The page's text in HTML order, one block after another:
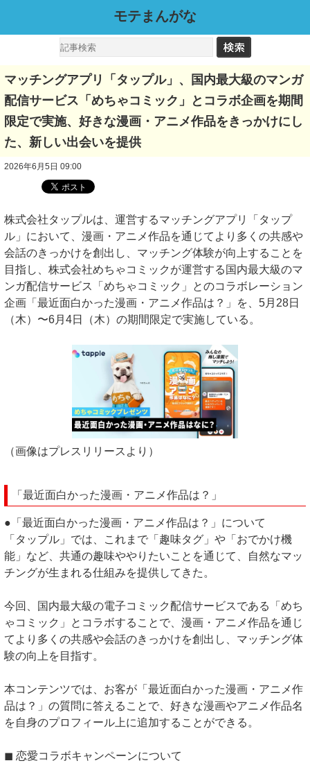
モテまんがな
マッチングアプリ「タップル」、国内最大級のマンガ
配信サービス「めちゃコミック」とコラボ企画を期間
限定で実施、好きな漫画・アニメ作品をきっかけにし
た、新しい出会いを提供
2026年6月5日 09:00
株式会社タップルは、運営するマッチングアプリ「タップ
ル」において、漫画・アニメ作品を通じてより多くの共感や
会話のきっかけを創出し、マッチング体験が向上することを
目指し、株式会社めちゃコミックが運営する国内最大級のマ
ンガ配信サービス「めちゃコミック」とのコラボレーション
企画「最近面白かった漫画・アニメ作品は？」を、5月28日
（木）〜6月4日（木）の期間限定で実施している。
（画像はプレスリリースより）
「最近面白かった漫画・アニメ作品は？」
●「最近面白かった漫画・アニメ作品は？」について
「タップル」では、これまで「趣味タグ」や「おでかけ機
能」など、共通の趣味ややりたいことを通じて、自然なマッ
チングが生まれる仕組みを提供してきた。
今回、国内最大級の電子コミック配信サービスである「めち
ゃコミック」とコラボすることで、漫画・アニメ作品を通じ
てより多くの共感や会話のきっかけを創出し、マッチング体
験の向上を目指す。
本コンテンツでは、お客が「最近面白かった漫画・アニメ作
品は？」の質問に答えることで、好きな漫画やアニメ作品名
を自身のプロフィール上に追加することができる。
◼︎ 恋愛コラボキャンペーンについて